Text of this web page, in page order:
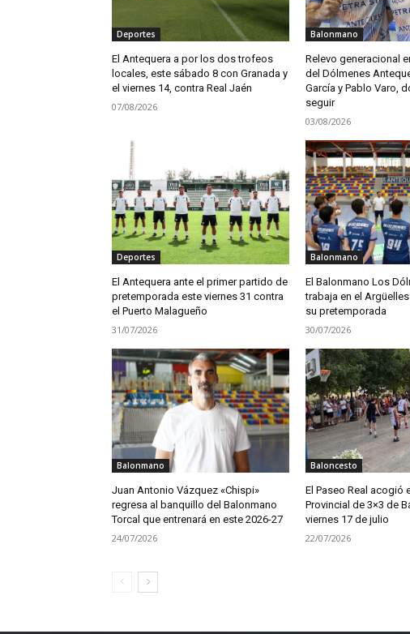
Deportes
El Antequera a por los dos trofeos
locales, este sábado 8 con Granada y
el viernes 14, contra Real Jaén
07/08/2026
Balonmano
Relevo generacional
del Dólmenes
García y Pablo Varo,
seguir
03/08/2026
Deportes
El Antequera ante el primer partido de
pretemporada este viernes 31 contra
el Puerto Malagueño
31/07/2026
Balonmano
El Balonmano Los
trabaja en el
su pretemporada
30/07/2026
Balonmano
Juan Antonio Vázquez «Chispi»
regresa al banquillo del Balonmano
Torcal que entrenará en este 2026-27
24/07/2026
Baloncesto
El Paseo Real acogió
Provincial de 3×3 de
viernes 17 de julio
22/07/2026